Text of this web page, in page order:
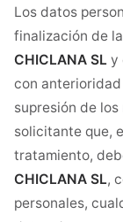
Los datos
finalización de
CHICLANA SL y
con anterioridad
supresión de
solicitante que,
tratamiento,
CHICLANA SL,
personales,